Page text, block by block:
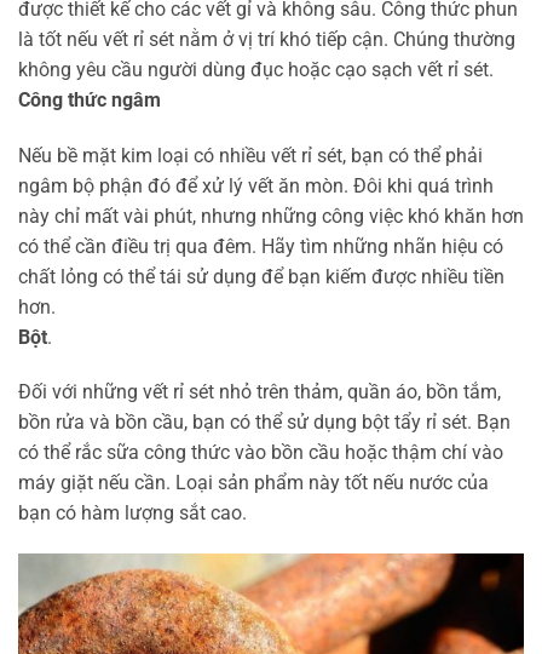
được thiết kế cho các vết gỉ và không sâu. Công thức phun
là tốt nếu vết rỉ sét nằm ở vị trí khó tiếp cận. Chúng thường
không yêu cầu người dùng đục hoặc cạo sạch vết rỉ sét.
Công thức ngâm
Nếu bề mặt kim loại có nhiều vết rỉ sét, bạn có thể phải
ngâm bộ phận đó để xử lý vết ăn mòn. Đôi khi quá trình
này chỉ mất vài phút, nhưng những công việc khó khăn hơn
có thể cần điều trị qua đêm. Hãy tìm những nhãn hiệu có
chất lỏng có thể tái sử dụng để bạn kiếm được nhiều tiền
hơn.
Bột.
Đối với những vết rỉ sét nhỏ trên thảm, quần áo, bồn tắm,
bồn rửa và bồn cầu, bạn có thể sử dụng bột tẩy rỉ sét. Bạn
có thể rắc sữa công thức vào bồn cầu hoặc thậm chí vào
máy giặt nếu cần. Loại sản phẩm này tốt nếu nước của
bạn có hàm lượng sắt cao.